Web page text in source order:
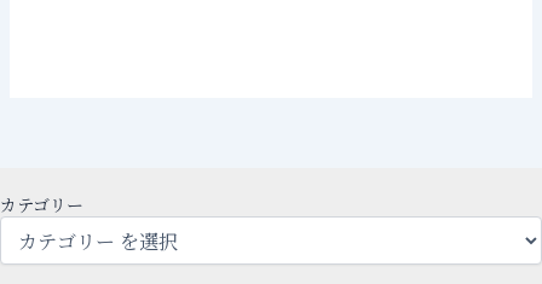
カテゴリー